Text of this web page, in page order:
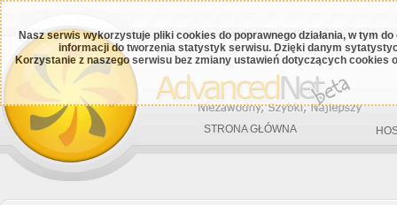
Nasz serwis wykorzystuje pliki cookies do poprawnego działania, w tym
informacji do tworzenia statystyk serwisu. Dzięki danym
Korzystanie z naszego serwisu bez zmiany ustawień dotyczących cookies
STRONA GŁÓWNA